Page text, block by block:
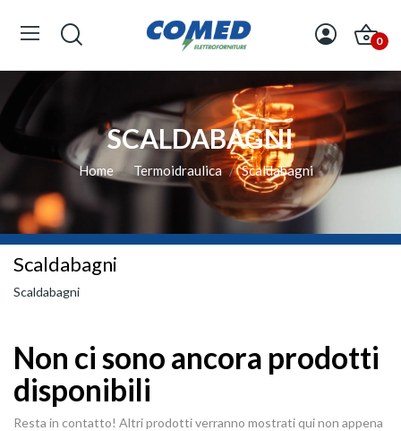
0
SCALDABAGNI
Home Termoidraulica Scaldabagni
Scaldabagni
Scaldabagni
Non ci sono ancora prodotti
disponibili
Resta in contatto! Altri prodotti verranno mostrati qui non appena